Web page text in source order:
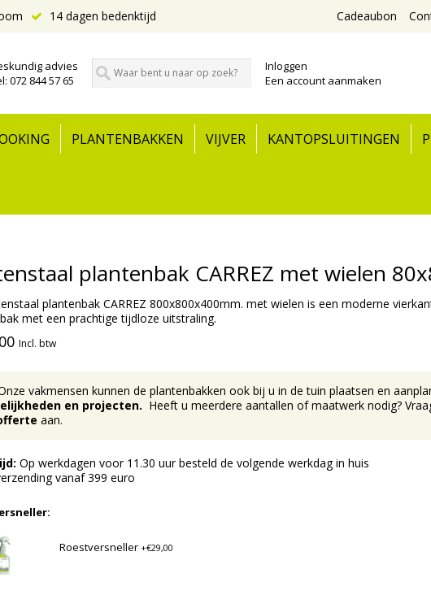
14 dagen bedenktijd Cadeaubon
advies
072 844 57 65
Inloggen
Een account aanmaken
PLANTENBAKKEN VIJVER KANTOPSLUITINGEN
plantenbak CARREZ met wielen
plantenbak CARREZ 800x800x400mm. met wielen is een moderne
met een prachtige tijdloze uitstraling.
Incl. btw
vakmensen kunnen de plantenbakken ook bij u in de tuin plaatsen en
en projecten. Heeft u meerdere aantallen of maatwerk nodig?
aan.
Op werkdagen voor 11.30 uur besteld de volgende werkdag in huis
vanaf 399 euro
Roestversneller+€29,00